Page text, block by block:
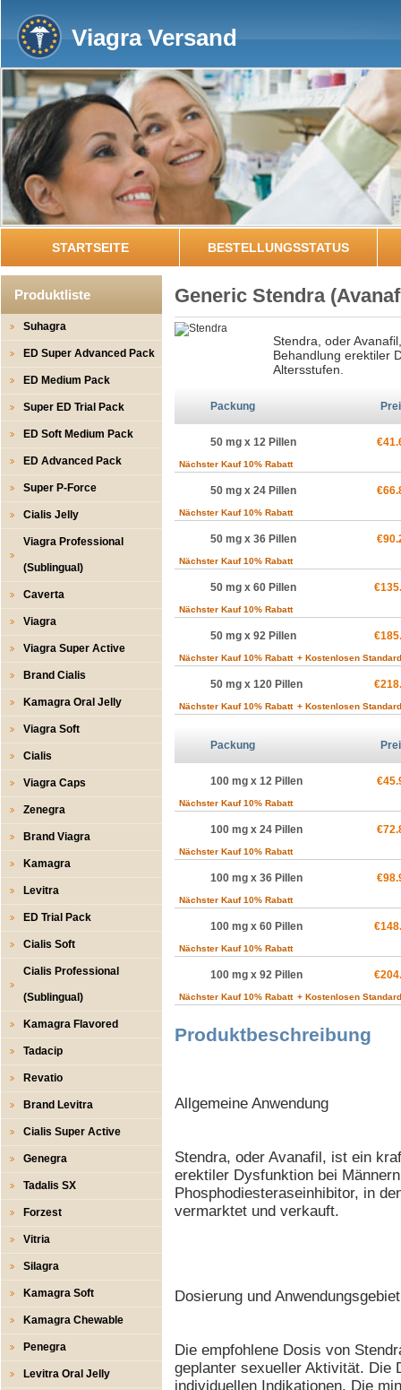
Viagra Versand
STARTSEITE BESTELLUNGSSTATUS
Produktliste
Suhagra
ED Super Advanced Pack
ED Medium Pack
Super ED Trial Pack
ED Soft Medium Pack
ED Advanced Pack
Super P-Force
Cialis Jelly
Viagra Professional
(Sublingual)
Caverta
Viagra
Viagra Super Active
Brand Cialis
Kamagra Oral Jelly
Viagra Soft
Cialis
Viagra Caps
Zenegra
Brand Viagra
Kamagra
Levitra
ED Trial Pack
Cialis Soft
Cialis Professional
(Sublingual)
Kamagra Flavored
Tadacip
Revatio
Brand Levitra
Cialis Super Active
Genegra
Tadalis SX
Forzest
Vitria
Silagra
Kamagra Soft
Kamagra Chewable
Penegra
Levitra Oral Jelly
Generic Stendra
Stendra, oder
Behandlung erektiler
Altersstufen.
Packung
50 mg x 12 Pillen
Nächster Kauf 10% Rabatt
50 mg x 24 Pillen
Nächster Kauf 10% Rabatt
50 mg x 36 Pillen
Nächster Kauf 10% Rabatt
50 mg x 60 Pillen
Nächster Kauf 10% Rabatt
50 mg x 92 Pillen
Nächster Kauf 10% Rabatt + Kostenlosen
50 mg x 120 Pillen
Nächster Kauf 10% Rabatt + Kostenlosen
Packung
100 mg x 12 Pillen
Nächster Kauf 10% Rabatt
100 mg x 24 Pillen
Nächster Kauf 10% Rabatt
100 mg x 36 Pillen
Nächster Kauf 10% Rabatt
100 mg x 60 Pillen
Nächster Kauf 10% Rabatt
100 mg x 92 Pillen
Nächster Kauf 10% Rabatt + Kostenlosen
Produktbeschreibung
Allgemeine Anwendung
Stendra, oder Avanafil, ist ein
erektiler Dysfunktion bei
Phosphodiesteraseinhibitor, in
vermarktet und verkauft.
Dosierung und Anwendungsgebiet
Die empfohlene Dosis von
geplanter sexueller Aktivität. Die
individuellen Indikationen. Die